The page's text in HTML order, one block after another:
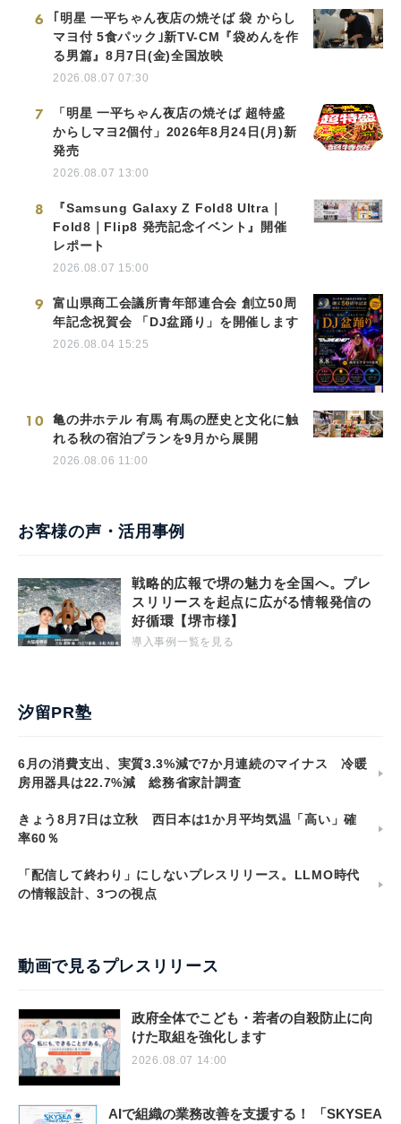
6
｢明星 一平ちゃん夜店の焼そば 袋 からし
マヨ付 5食パック｣新TV-CM『袋めんを作
る男篇』8月7日(金)全国放映
2026.08.07 07:30
7
「明星 一平ちゃん夜店の焼そば 超特盛
からしマヨ2個付」2026年8月24日(月)新
発売
2026.08.07 13:00
8
『Samsung Galaxy Z Fold8 Ultra｜
Fold8｜Flip8 発売記念イベント』開催
レポート
2026.08.07 15:00
9
富山県商工会議所青年部連合会 創立50周
年記念祝賀会 「DJ盆踊り」を開催します
2026.08.04 15:25
10
亀の井ホテル 有馬 有馬の歴史と文化に触
れる秋の宿泊プランを9月から展開
2026.08.06 11:00
お客様の声・活用事例
戦略的広報で堺の魅力を全国へ。プレ
スリリースを起点に広がる情報発信の
好循環【堺市様】
導入事例一覧を見る
汐留PR塾
6月の消費支出、実質3.3%減で7か月連続のマイナス 冷暖
房用器具は22.7%減 総務省家計調査
きょう8月7日は立秋 西日本は1か月平均気温「高い」確
率60％
「配信して終わり」にしないプレスリリース。LLMO時代
の情報設計、3つの視点
動画で見るプレスリリース
政府全体でこども・若者の自殺防止に向
けた取組を強化します
2026.08.07 14:00
AIで組織の業務改善を支援する！ 「SKYSEA